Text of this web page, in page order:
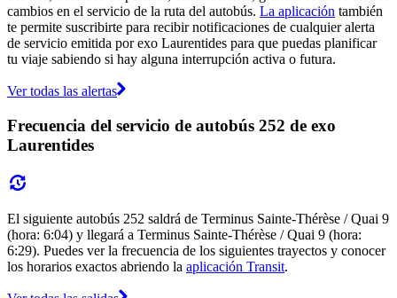
cambios en el servicio de la ruta del autobús. La aplicación también
te permite suscribirte para recibir notificaciones de cualquier alerta
de servicio emitida por exo Laurentides para que puedas planificar
tu viaje sabiendo si hay alguna interrupción activa o futura.
Ver todas las alertas
Frecuencia del servicio de autobús 252 de exo
Laurentides
El siguiente autobús 252 saldrá de Terminus Sainte-Thérèse / Quai 9
(hora: 6:04) y llegará a Terminus Sainte-Thérèse / Quai 9 (hora:
6:29). Puedes ver la frecuencia de los siguientes trayectos y conocer
los horarios exactos abriendo la aplicación Transit.